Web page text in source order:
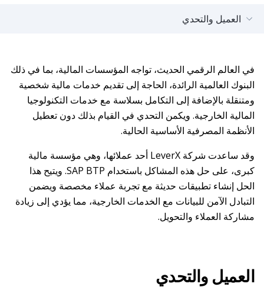
العميل والتحدي
في العالم الرقمي الحديث، تواجه المؤسسات المالية، بما في ذلك
البنوك العالمية الرائدة، الحاجة إلى تقديم خدمات مالية شخصية
ومتنقلة بالإضافة إلى التكامل بسلاسة مع خدمات التكنولوجيا
المالية الخارجية. ويكمن التحدي في القيام بذلك دون تعطيل
الأنظمة المصرفية الأساسية الحالية.
وقد ساعدت شركة LeverX أحد عملائها، وهي مؤسسة مالية
كبرى، على حل هذه المشاكل باستخدام SAP BTP. ويتيح هذا
الحل إنشاء تطبيقات حديثة مع تجربة عملاء مخصصة ويضمن
التبادل الآمن للبيانات مع الخدمات الخارجية، مما يؤدي إلى زيادة
مشاركة العملاء والتحويل.
العميل والتحدي